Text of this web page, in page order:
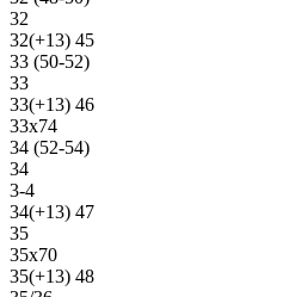
32
32(+13) 45
33 (50-52)
33
33(+13) 46
33х74
34 (52-54)
34
3-4
34(+13) 47
35
35х70
35(+13) 48